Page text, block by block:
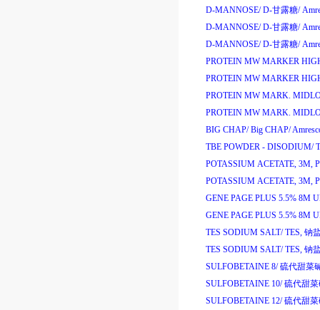
D-MANNOSE/ D-甘露糖/
D-MANNOSE/ D-甘露糖/
D-MANNOSE/ D-甘露糖/
PROTEIN MW MARKER
PROTEIN MW MARKER
PROTEIN MW MARK.
PROTEIN MW MARK.
BIG CHAP/ Big CHAP/
TBE POWDER - DISODIUM/
POTASSIUM ACETATE, 3M,
POTASSIUM ACETATE, 3M,
GENE PAGE PLUS 5.5% 8M
GENE PAGE PLUS 5.5% 8M
TES SODIUM SALT/ TES, 钠
TES SODIUM SALT/ TES, 钠
SULFOBETAINE 8/ 硫代甜菜
SULFOBETAINE 10/ 硫代甜
SULFOBETAINE 12/ 硫代甜